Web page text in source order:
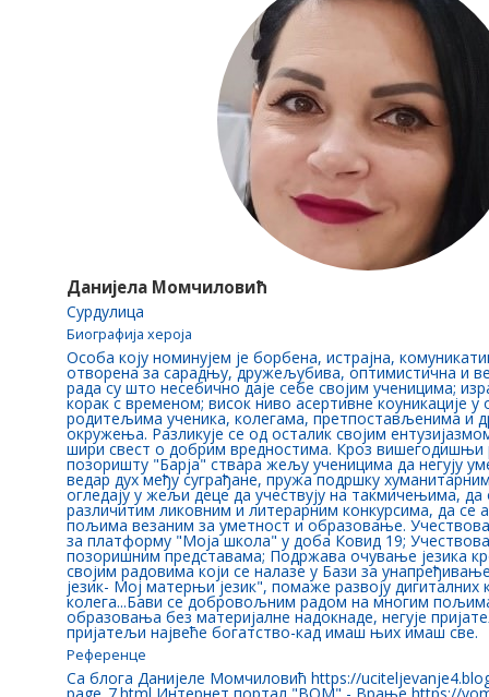
Данијела Момчиловић
Сурдулица
Биографија хероја
Особа коју номинујем је борбена, истрајна,
отворена за сарадњу, дружељубива, оптимистична и
рада су што несебично даје себе својим ученицима;
корак с временом; висок ниво асертивне коуникације у
родитељима ученика, колегама, претпостављенима и
окружења. Разликује се од осталик својим
шири свест о добрим вредностима. Кроз вишегодишњи
позоришту "Барја" ствара жељу ученицима да негују
ведар дух међу суграђане, пружа подршку
огледају у жељи деце да учествују на такмичењима, да
различитим ликовним и литерарним конкурсима, да се
пољима везаним за уметност и образовање.
за платформу "Моја школа" у доба Ковид 19;
позоришним представама; Подржава очување језика
својим радовима који се налазе у Бази за
језик- Мој матерњи језик", помаже развоју дигиталних
колега...Бави се добровољним радом на многим
образовања без материјалне надокнаде, негује
пријатељи највеће богатство-кад имаш њих имаш све.
Референце
Са блога Данијеле Момчиловић https://